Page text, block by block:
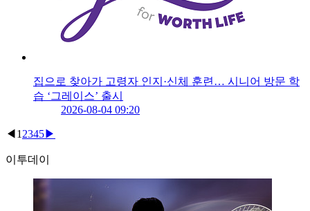
집으로 찾아가 고령자 인지·신체 훈련… 시니어 방문 학
습 ‘그레이스’ 출시
2026-08-04 09:20
◀ 1 2345▶
이투데이